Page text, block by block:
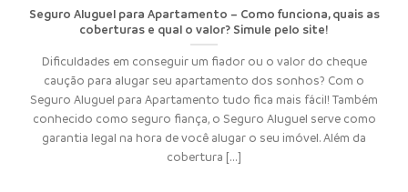
Seguro Aluguel para Apartamento – Como funciona, quais as
coberturas e qual o valor? Simule pelo site!
Dificuldades em conseguir um fiador ou o valor do cheque
caução para alugar seu apartamento dos sonhos? Com o
Seguro Aluguel para Apartamento tudo fica mais fácil! Também
conhecido como seguro fiança, o Seguro Aluguel serve como
garantia legal na hora de você alugar o seu imóvel. Além da
cobertura [...]